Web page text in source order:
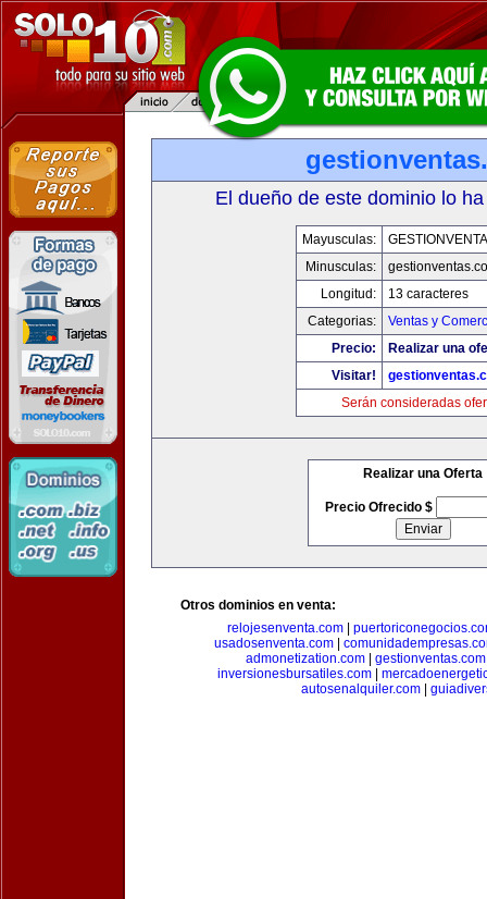
El dueño de este dominio lo
Mayusculas:
Minusculas:
Longitud:
13 caracteres
Categorias:
Ventas y
Precio:
Realizar una
Visitar!
Serán consideradas
Realizar una Oferta
Precio Ofrecido $
Otros dominios en venta:
relojesenventa.com|
usadosenventa.com|
admonetization.com| gestionventas.com
inversionesbursatiles.com|
autosenalquiler.com|